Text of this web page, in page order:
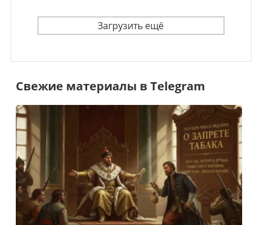
Загрузить ещё
Свежие материалы в Telegram